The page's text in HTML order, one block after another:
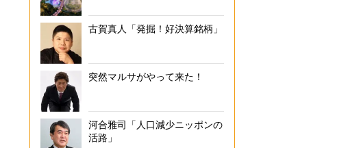
古賀真人「発掘！好決算銘柄」
突然マルサがやって来た！
河合雅司「人口減少ニッポンの
活路」